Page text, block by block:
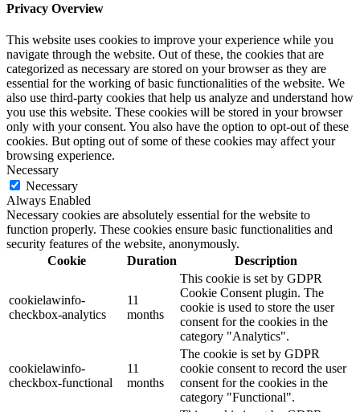
Privacy Overview
This website uses cookies to improve your experience while you
navigate through the website. Out of these, the cookies that are
categorized as necessary are stored on your browser as they are
essential for the working of basic functionalities of the website. We
also use third-party cookies that help us analyze and understand how
you use this website. These cookies will be stored in your browser
only with your consent. You also have the option to opt-out of these
cookies. But opting out of some of these cookies may affect your
browsing experience.
Necessary
Necessary
Always Enabled
Necessary cookies are absolutely essential for the website to
function properly. These cookies ensure basic functionalities and
security features of the website, anonymously.
Cookie
Duration Description
cookielawinfo-
checkbox-analytics
11
months
This cookie is set by GDPR
Cookie Consent plugin. The
cookie is used to store the user
consent for the cookies in the
category "Analytics".
cookielawinfo-
checkbox-functional
11
months
The cookie is set by GDPR
cookie consent to record the user
consent for the cookies in the
category "Functional".